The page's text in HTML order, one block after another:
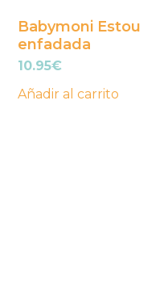
Babymoni Estou
enfadada
10.95€
Añadir al carrito